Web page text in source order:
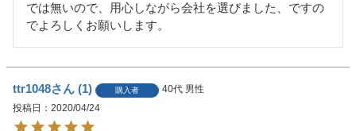
では無いので、用心しながら会社を選びました、ですの
でよろしくお願いします。
ttr1048 1 購入者 40代 男性
投稿日
2020/04/24